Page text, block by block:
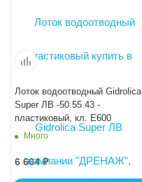
Лоток водоотводный Gidrolica
Super ЛВ -50.55.43 -
пластиковый, кл. Е600
Много
6 664₽